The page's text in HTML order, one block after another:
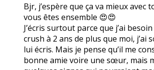
Bjr, j’espère que ça va mieux avec
vous êtes ensemble 😍😍
J’écris surtout parce que j’ai
crush à 2 ans de plus que moi, j’ai
lui écris. Mais je pense qu’il me
bonne amie voire une sœur, mais